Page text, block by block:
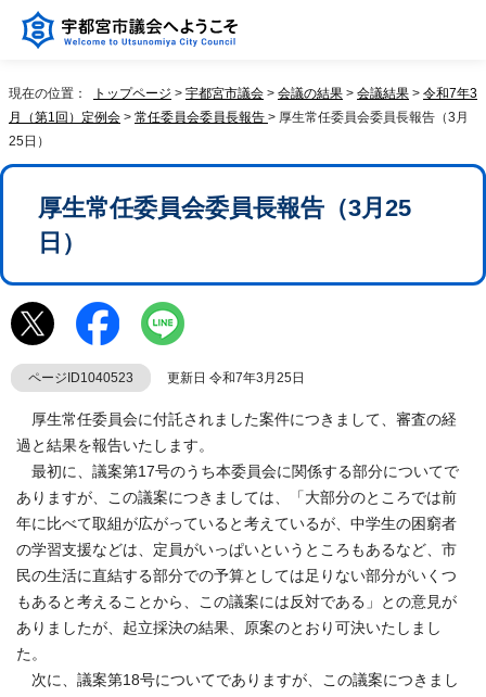
現在の位置： トップページ > 宇都宮市議会 > 会議の結果 > 会議結果 > 令和7年3
月（第1回）定例会 > 常任委員会委員長報告 > 厚生常任委員会委員長報告（3月
25日）
厚生常任委員会委員長報告（3月25
日）
ページID1040523 更新日 令和7年3月25日
厚生常任委員会に付託されました案件につきまして、審査の経
過と結果を報告いたします。
最初に、議案第17号のうち本委員会に関係する部分についてで
ありますが、この議案につきましては、「大部分のところでは前
年に比べて取組が広がっていると考えているが、中学生の困窮者
の学習支援などは、定員がいっぱいというところもあるなど、市
民の生活に直結する部分での予算としては足りない部分がいくつ
もあると考えることから、この議案には反対である」との意見が
ありましたが、起立採決の結果、原案のとおり可決いたしまし
た。
次に、議案第18号についてでありますが、この議案につきまし